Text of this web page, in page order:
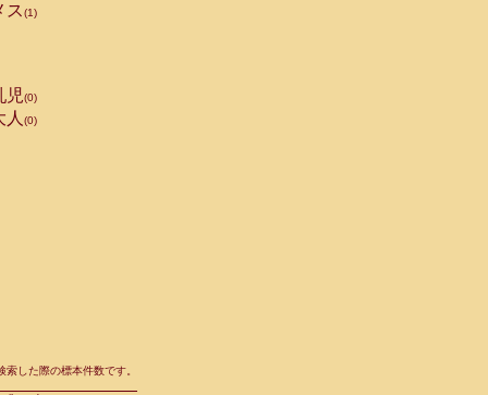
ス(1)
児(0)
人 (0)
した際の標本件数です。